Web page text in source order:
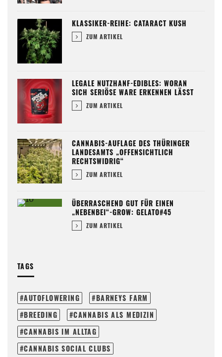
KLASSIKER-REIHE: CATARACT KUSH
ZUM ARTIKEL
LEGALE NUTZHANF-EDIBLES: WORAN
SICH SERIÖSE WARE ERKENNEN LÄSST
ZUM ARTIKEL
CANNABIS-AUFLAGE DES THÜRINGER
LANDESAMTS „OFFENSICHTLICH
RECHTSWIDRIG“
ZUM ARTIKEL
ÜBERRASCHEND GUT FÜR EINEN
„NEBENBEI“-GROW: GELATO#45
ZUM ARTIKEL
TAGS
AUTOFLOWERING
BARNEYS FARM
BREEDING
CANNABIS ALS MEDIZIN
CANNABIS IM ALLTAG
CANNABIS SOCIAL CLUBS